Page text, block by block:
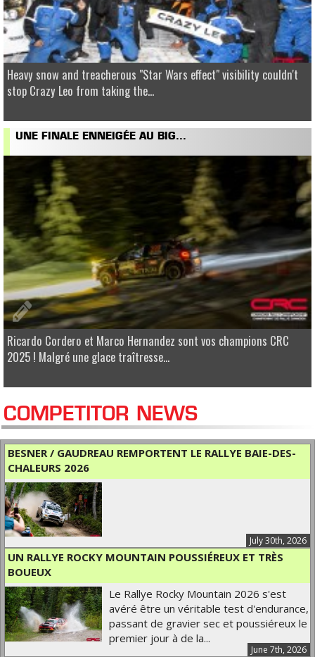
Heavy snow and treacherous "Star Wars effect" visibility couldn't
stop Crazy Leo from taking the...
UNE FINALE ENNEIGÉE AU BIG...
Ricardo Cordero et Marco Hernandez sont vos champions CRC
2025 ! Malgré une glace traîtresse...
COMPETITOR NEWS
BESNER / GAUDREAU REMPORTENT LE RALLYE BAIE-DES-
CHALEURS 2026
July 30th, 2026
UN RALLYE ROCKY MOUNTAIN POUSSIÉREUX ET TRÈS
BOUEUX
June 7th, 2026
Le Rallye Rocky Mountain 2026 s'est
avéré être un véritable test d'endurance,
passant de gravier sec et poussiéreux le
premier jour à de la...